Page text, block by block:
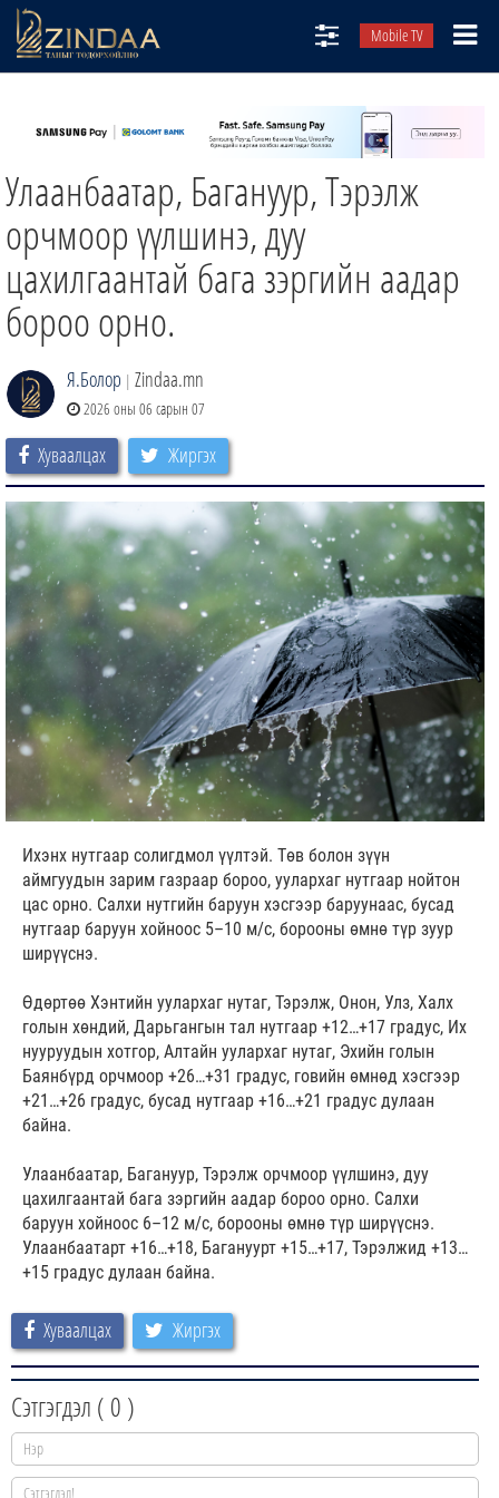
Mobile TV
ТВ8
ӨГЛӨӨНИЙ СОНИН
ЗИНДАА СЭТГҮҮЛ
Улаанбаатар, Багануур, Тэрэлж
орчмоор үүлшинэ, дуу
цахилгаантай бага зэргийн аадар
бороо орно.
Я.Болор | Zindaa.mn
2026 оны 06 сарын 07
Хуваалцах Жиргэх
Ихэнх нутгаар солигдмол үүлтэй. Төв болон зүүн
аймгуудын зарим газраар бороо, уулархаг нутгаар нойтон
цас орно. Салхи нутгийн баруун хэсгээр баруунаас, бусад
нутгаар баруун хойноос 5–10 м/с, борооны өмнө түр зуур
ширүүснэ.
Өдөртөө Хэнтийн уулархаг нутаг, Тэрэлж, Онон, Улз, Халх
голын хөндий, Дарьгангын тал нутгаар +12…+17 градус, Их
нууруудын хотгор, Алтайн уулархаг нутаг, Эхийн голын
Баянбүрд орчмоор +26…+31 градус, говийн өмнөд хэсгээр
+21…+26 градус, бусад нутгаар +16…+21 градус дулаан
байна.
Улаанбаатар, Багануур, Тэрэлж орчмоор үүлшинэ, дуу
цахилгаантай бага зэргийн аадар бороо орно. Салхи
баруун хойноос 6–12 м/с, борооны өмнө түр ширүүснэ.
Улаанбаатарт +16…+18, Багануурт +15…+17, Тэрэлжид +13…
+15 градус дулаан байна.
Хуваалцах Жиргэх
Сэтгэгдэл ( 0 )